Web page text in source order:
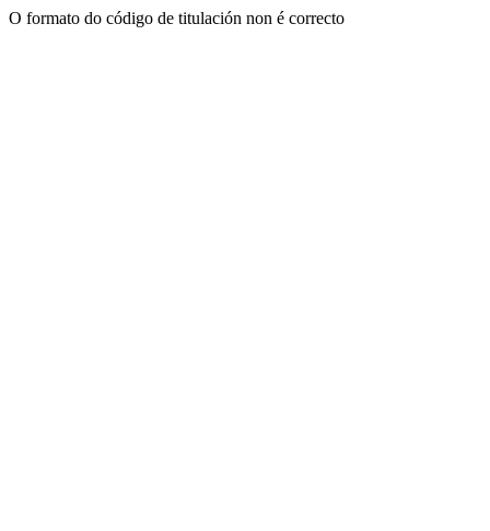
O formato do código de titulación non é correcto